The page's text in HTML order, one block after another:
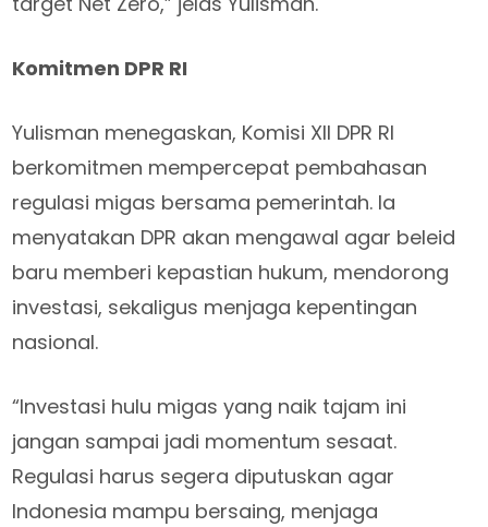
Komitmen DPR RI
Yulisman menegaskan, Komisi XII DPR RI
berkomitmen mempercepat pembahasan
regulasi migas bersama pemerintah. Ia
menyatakan DPR akan mengawal agar beleid
baru memberi kepastian hukum, mendorong
investasi, sekaligus menjaga kepentingan
nasional.
“Investasi hulu migas yang naik tajam ini
jangan sampai jadi momentum sesaat.
Regulasi harus segera diputuskan agar
Indonesia mampu bersaing, menjaga